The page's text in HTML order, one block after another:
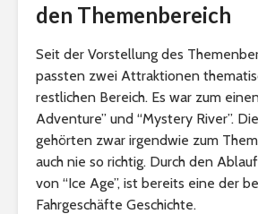
den Themenbereich
Seit der Vorstellung des
passten zwei Attraktionen
restlichen Bereich. Es war zum
Adventure” und “Mystery River”.
gehörten zwar irgendwie zum
auch nie so richtig. Durch den
von “Ice Age”, ist bereits eine der
Fahrgeschäfte Geschichte.